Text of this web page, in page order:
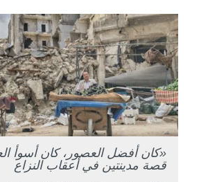
«كان أفضل العصور، كان أسوأ
قصة مدينتين في أعقاب النزاع